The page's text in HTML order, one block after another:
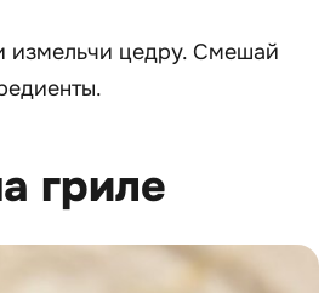
измельчи цедру. Смешай
гриле